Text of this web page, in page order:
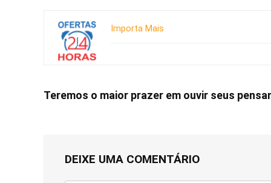
Importa Mais
Teremos o maior prazer em ouvir seus
DEIXE UMA COMENTÁRIO